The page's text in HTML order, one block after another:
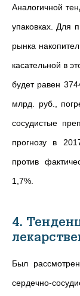
Аналогичной
упаковках. Для
рынка
касательной в
будет равен
млрд. руб.,
сосудистые
прогнозу в
против
1,7%.
4.
Был
сердечно-